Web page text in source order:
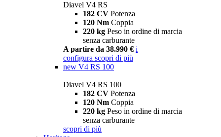
Diavel V4 RS
182 CV Potenza
120 Nm Coppia
220 kg Peso in ordine di marcia
senza carburante
A partire da 38.990 € i
configura scopri di più
new V4 RS 100
Diavel V4 RS 100
182 CV Potenza
120 Nm Coppia
220 kg Peso in ordine di marcia
senza carburante
scopri di più